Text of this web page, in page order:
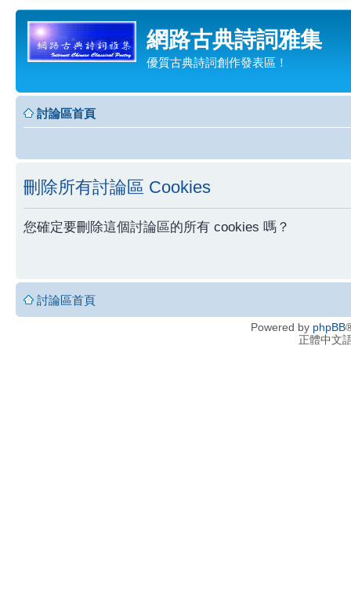
網路古典詩詞雅集
優質古典詩詞創作發表區！
討論區首頁
刪除所有討論區 Cookies
您確定要刪除這個討論區的所有 cookies 嗎？
討論區首頁
Powered by phpBB
正體中文